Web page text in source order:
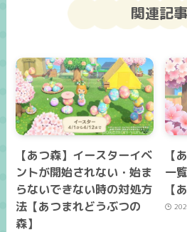
関連記事
【あつ森】イースターイベ
ントが開始されない・始ま
らないできない時の対処方
法【あつまれどうぶつの
森】
【
一
【